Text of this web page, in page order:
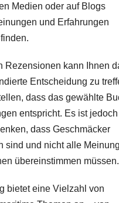
Medien oder auf Blogs
und Erfahrungen
Rezensionen kann Ihnen
Entscheidung zu
dass das gewählte
entspricht. Es ist jedoch
dass Geschmäcker
sind und nicht alle
übereinstimmen müssen.
bietet eine Vielzahl von